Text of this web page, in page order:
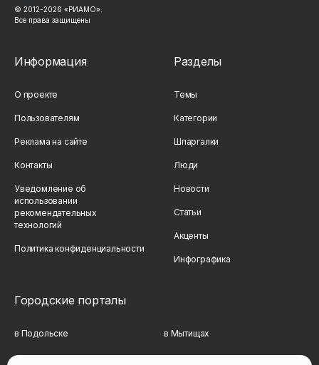
© 2012-2026 «РИАМО».
Все права защищены
Информация
О проекте
Пользователям
Реклама на сайте
Контакты
Уведомление об
использовании
рекомендательных
технологий
Политика конфиденциальности
Разделы
Темы
Категории
Шпаргалки
Люди
Новости
Статьи
Акценты
Инфографика
Городские порталы
в Подольске в Мытищах